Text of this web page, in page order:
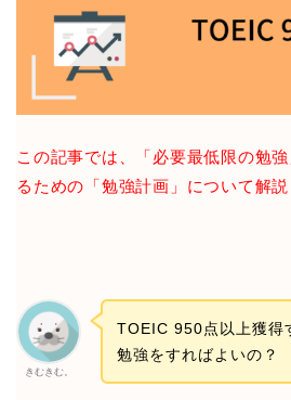
この記事では、「必要最低限の勉
るための「勉強計画」について解説
きむきむ。
TOEIC 950点以上獲得
勉強をすればよいの？